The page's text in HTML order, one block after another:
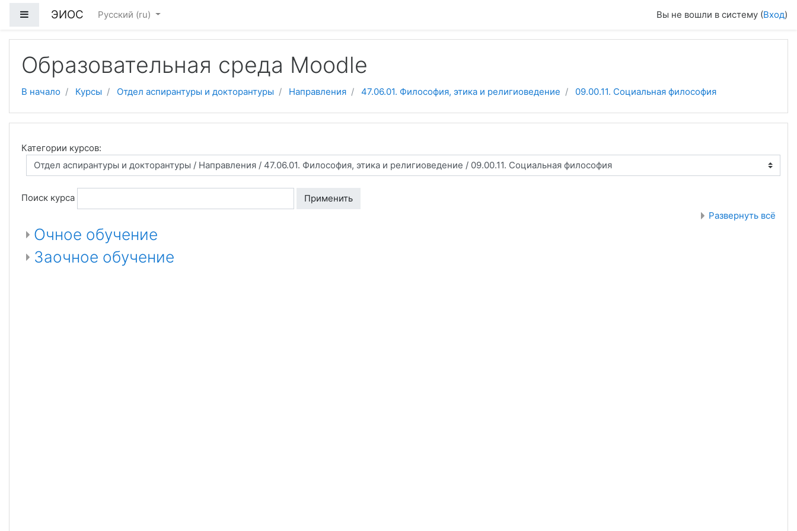
Боковая панель
ЭИОС Русский ‎(ru)‎ Вы не вошли в систему (Вход)
Образовательная среда Moodle
В начало Курсы Отдел аспирантуры и докторантуры Направления 47.06.01. Философия, этика и религиоведение 09.00.11. Социальная философия
Категории курсов:
Поиск курса
Применить
Развернуть всё
Очное обучение
Заочное обучение